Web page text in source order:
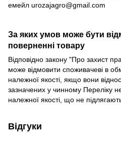
емейл urozajagro@gmail.com
За яких умов може бути
поверненні товару
Відповідно закону "Про захист
може відмовити споживачеві в
належної якості, якщо вони
зазначених у чинному Переліку
належної якості, що не
Відгуки